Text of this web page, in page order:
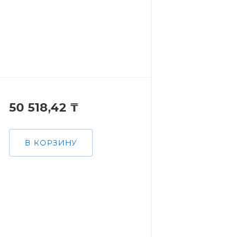
50 518,42 ₸
В КОРЗИНУ